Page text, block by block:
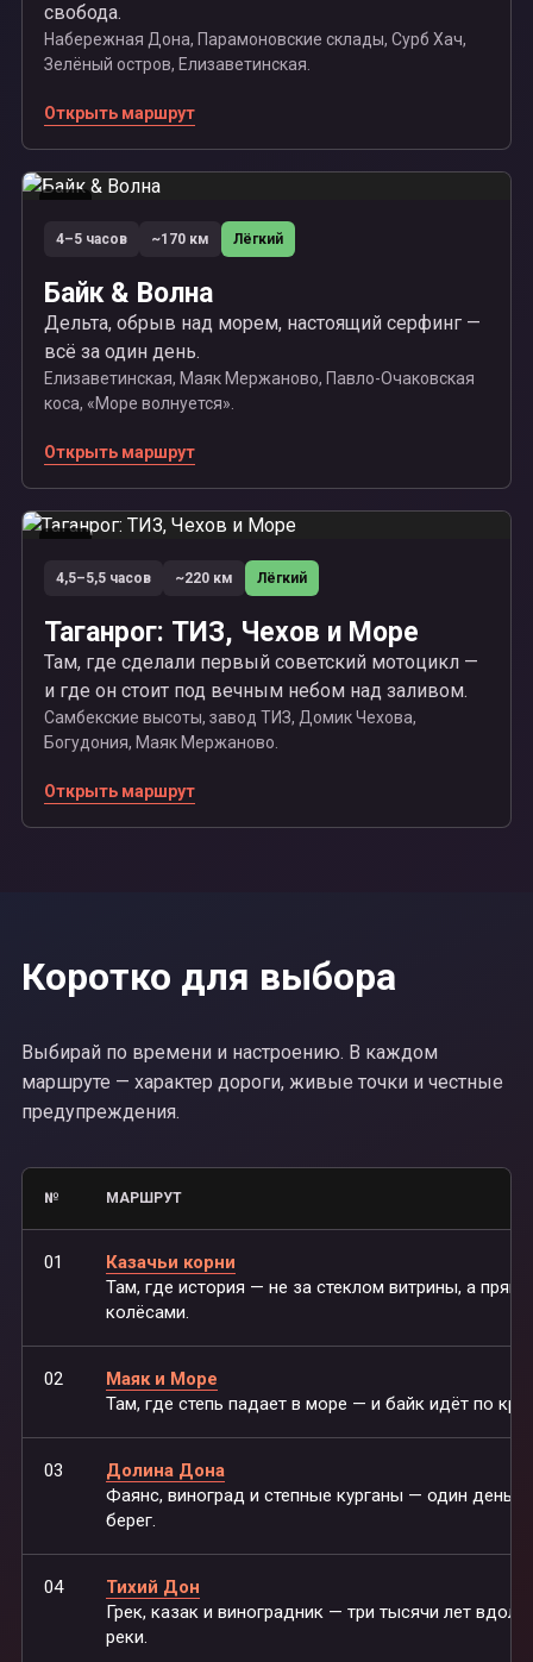
свобода.
Набережная Дона, Парамоновские склады, Сурб Хач,
Зелёный остров, Елизаветинская.
Открыть маршрут
4–5 часов ~170 км Лёгкий
Байк & Волна
Дельта, обрыв над морем, настоящий серфинг —
всё за один день.
Елизаветинская, Маяк Мержаново, Павло-Очаковская
коса, «Море волнуется».
Открыть маршрут
4,5–5,5 часов ~220 км Лёгкий
Таганрог: ТИЗ, Чехов и Море
Там, где сделали первый советский мотоцикл —
и где он стоит под вечным небом над заливом.
Самбекские высоты, завод ТИЗ, Домик Чехова,
Богудония, Маяк Мержаново.
Открыть маршрут
Коротко для выбора
Выбирай по времени и настроению. В каждом
маршруте — характер дороги, живые точки и честные
предупреждения.
№ МАРШРУТ
01
Казачьи корни
Там, где история — не за стеклом витрины, а
колёсами.
02
Маяк и Море
Там, где степь падает в море — и байк идёт по
03
Долина Дона
Фаянс, виноград и степные курганы — один день,
берег.
04
Тихий Дон
Грек, казак и виноградник — три тысячи лет
реки.